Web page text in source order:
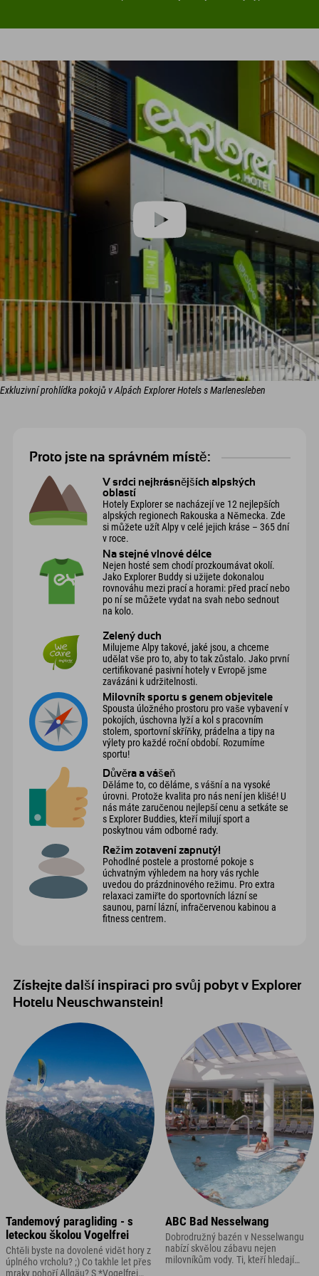
Exkluzivní prohlídka pokojů v Alpách Explorer Hotels s Marlenesleben
Proto jste na správném místě:
V srdci nejkrásnějších alpských
oblastí
Hotely Explorer se nacházejí ve 12 nejlepších
alpských regionech Rakouska a Německa. Zde
si můžete užít Alpy v celé jejich kráse – 365 dní
v roce.
Na stejné vlnové délce
Nejen hosté sem chodí prozkoumávat okolí.
Jako Explorer Buddy si užijete dokonalou
rovnováhu mezi prací a horami: před prací nebo
po ní se můžete vydat na svah nebo sednout
na kolo.
Zelený duch
Milujeme Alpy takové, jaké jsou, a chceme
udělat vše pro to, aby to tak zůstalo. Jako první
certifikované pasivní hotely v Evropě jsme
zavázáni k udržitelnosti.
Milovník sportu s genem objevitele
Spousta úložného prostoru pro vaše vybavení v
pokojích, úschovna lyží a kol s pracovním
stolem, sportovní skříňky, prádelna a tipy na
výlety pro každé roční období. Rozumíme
sportu!
Důvěra a vášeň
Děláme to, co děláme, s vášní a na vysoké
úrovni. Protože kvalita pro nás není jen klišé! U
nás máte zaručenou nejlepší cenu a setkáte se
s Explorer Buddies, kteří milují sport a
poskytnou vám odborné rady.
Režim zotavení zapnutý!
Pohodlné postele a prostorné pokoje s
úchvatným výhledem na hory vás rychle
uvedou do prázdninového režimu. Pro extra
relaxaci zamiřte do sportovních lázní se
saunou, parní lázní, infračervenou kabinou a
fitness centrem.
Získejte další inspiraci pro svůj pobyt v Explorer
Hotelu Neuschwanstein!
Tandemový paragliding - s
leteckou školou Vogelfrei
Chtěli byste na dovolené vidět hory z
úplného vrcholu? ;) Co takhle let přes
mraky pohoří Allgäu? S *Vogelfrei
ABC Bad Nesselwang
Dobrodružný bazén v Nesselwangu
nabízí skvělou zábavu nejen
milovníkům vody. Ti, kteří hledají